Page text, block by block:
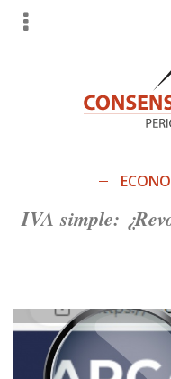
Toggle
IVA simple: